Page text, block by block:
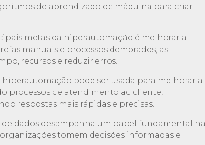
de aprendizado de máquina para criar
metas da hiperautomação é melhorar a
manuais e processos demorados, as
recursos e reduzir erros.
pode ser usada para melhorar a
processos de atendimento ao cliente,
respostas mais rápidas e precisas.
de dados desempenha um papel fundamental na
tomem decisões informadas e